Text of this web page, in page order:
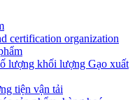
certification organization
lượng khối lượng Gạo xuất
tiện vận tải